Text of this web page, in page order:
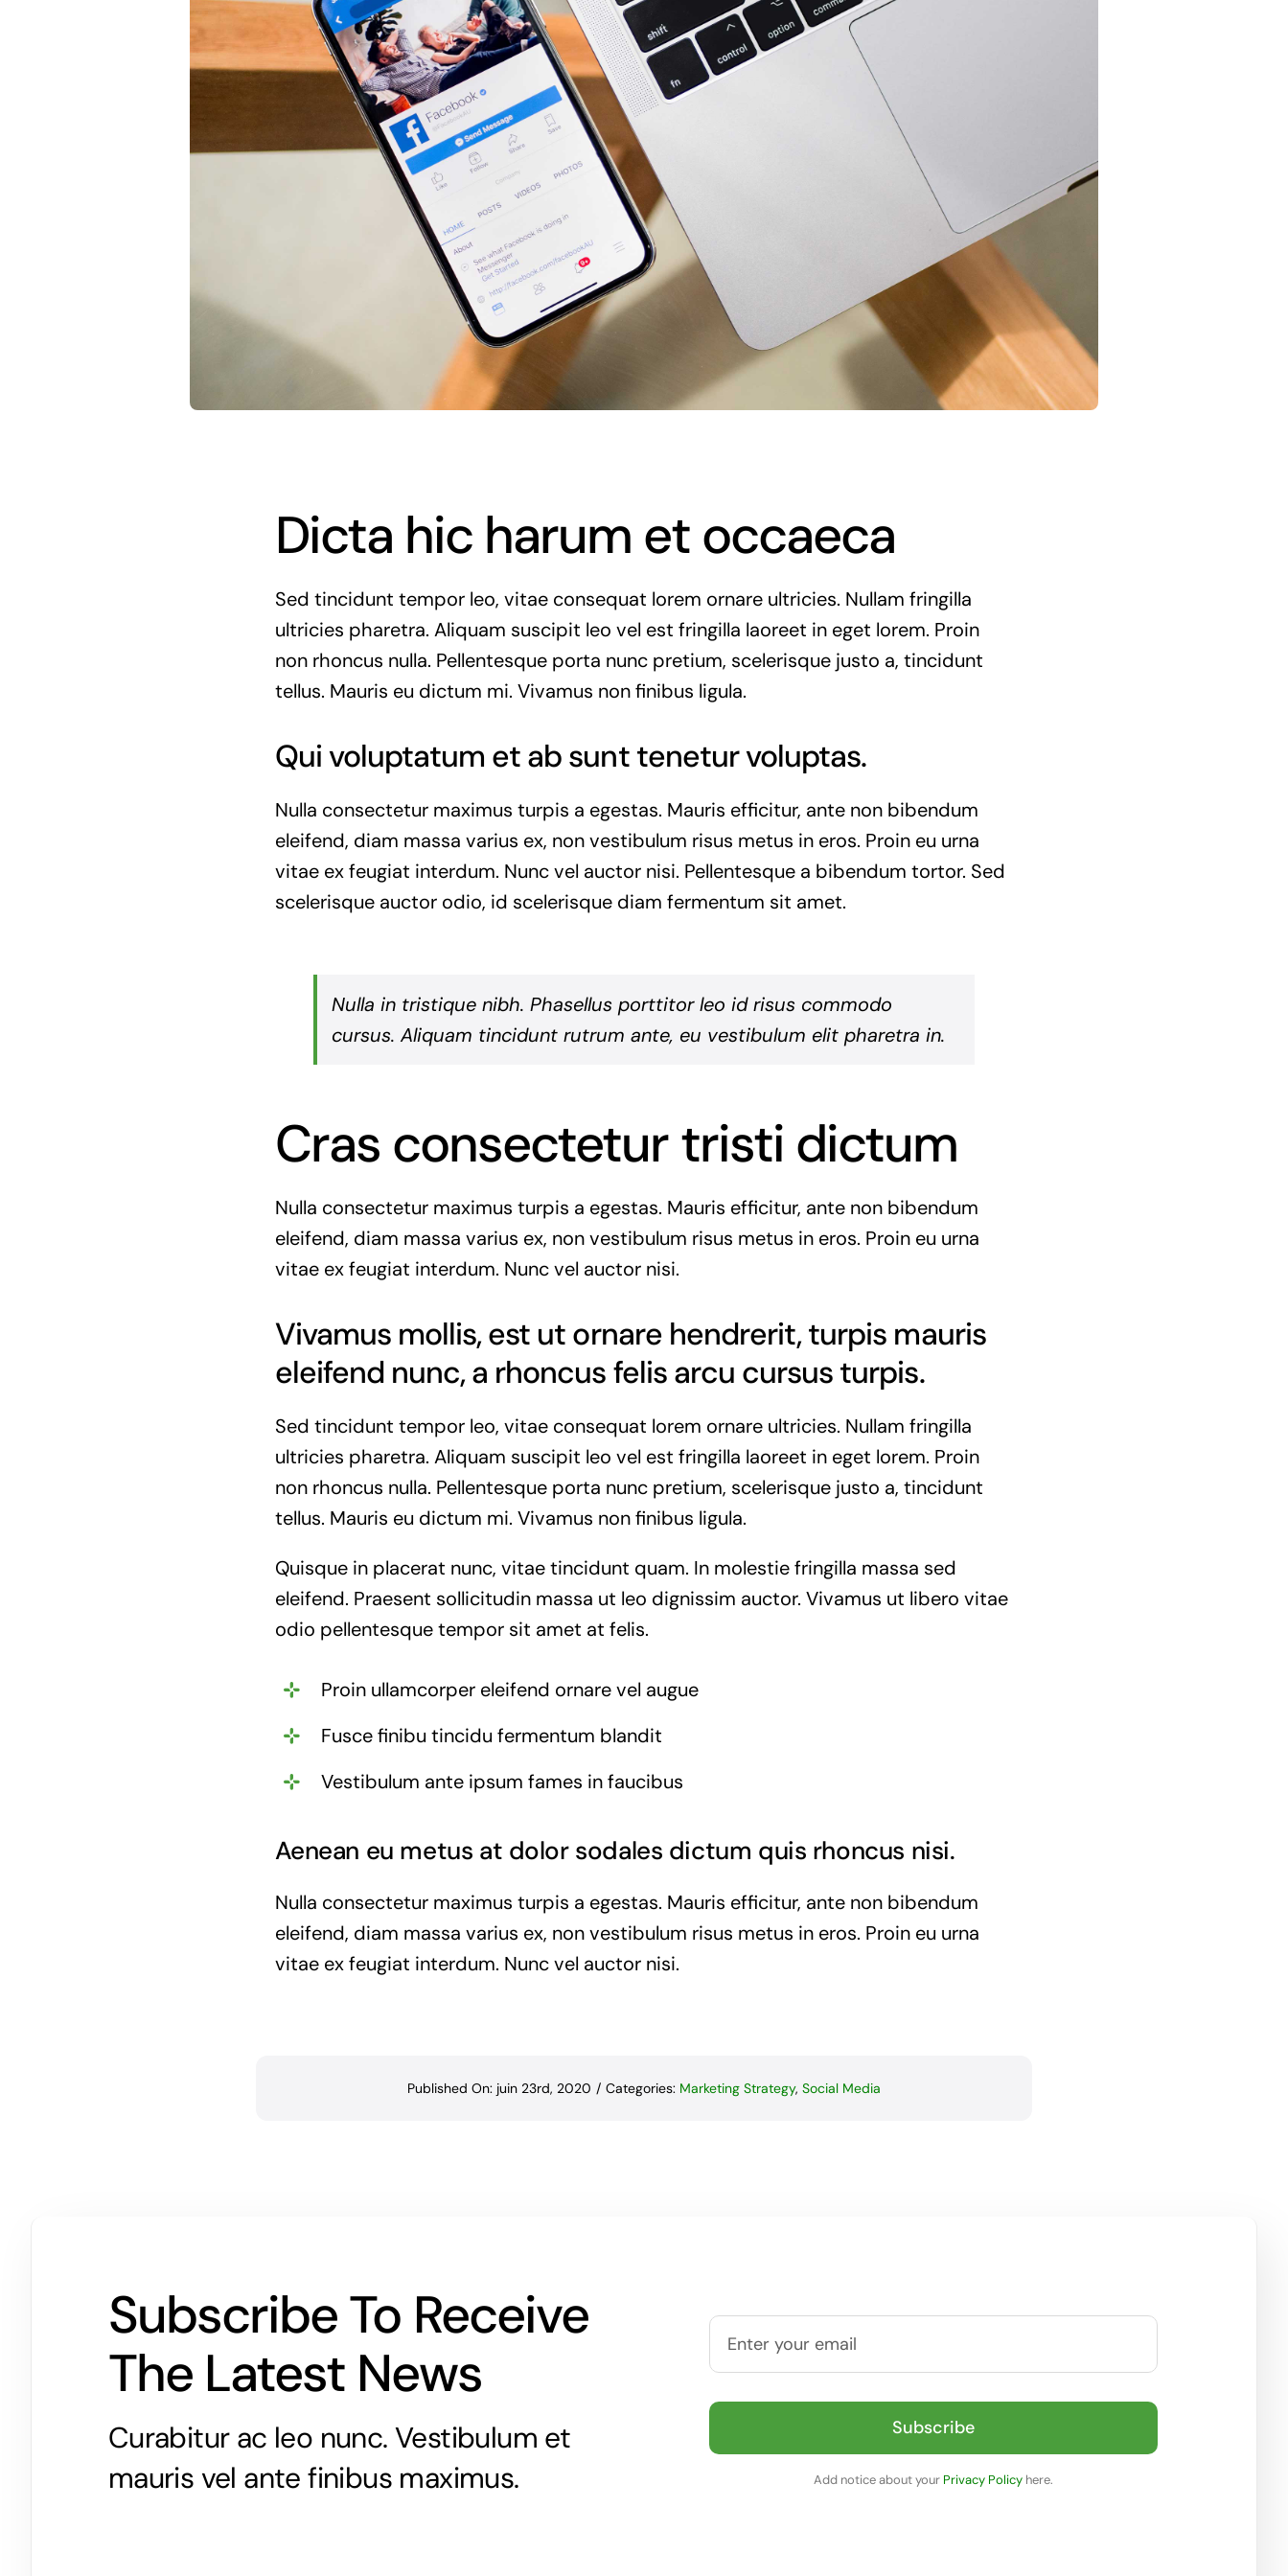
Dicta hic harum et occaeca
Sed tincidunt tempor leo, vitae consequat lorem ornare ultricies. Nullam fringilla
ultricies pharetra. Aliquam suscipit leo vel est fringilla laoreet in eget lorem. Proin
non rhoncus nulla. Pellentesque porta nunc pretium, scelerisque justo a, tincidunt
tellus. Mauris eu dictum mi. Vivamus non finibus ligula.
Qui voluptatum et ab sunt tenetur voluptas.
Nulla consectetur maximus turpis a egestas. Mauris efficitur, ante non bibendum
eleifend, diam massa varius ex, non vestibulum risus metus in eros. Proin eu urna
vitae ex feugiat interdum. Nunc vel auctor nisi. Pellentesque a bibendum tortor. Sed
scelerisque auctor odio, id scelerisque diam fermentum sit amet.
Nulla in tristique nibh. Phasellus porttitor leo id risus commodo
cursus. Aliquam tincidunt rutrum ante, eu vestibulum elit pharetra in.
Cras consectetur tristi dictum
Nulla consectetur maximus turpis a egestas. Mauris efficitur, ante non bibendum
eleifend, diam massa varius ex, non vestibulum risus metus in eros. Proin eu urna
vitae ex feugiat interdum. Nunc vel auctor nisi.
Vivamus mollis, est ut ornare hendrerit, turpis mauris
eleifend nunc, a rhoncus felis arcu cursus turpis.
Sed tincidunt tempor leo, vitae consequat lorem ornare ultricies. Nullam fringilla
ultricies pharetra. Aliquam suscipit leo vel est fringilla laoreet in eget lorem. Proin
non rhoncus nulla. Pellentesque porta nunc pretium, scelerisque justo a, tincidunt
tellus. Mauris eu dictum mi. Vivamus non finibus ligula.
Quisque in placerat nunc, vitae tincidunt quam. In molestie fringilla massa sed
eleifend. Praesent sollicitudin massa ut leo dignissim auctor. Vivamus ut libero vitae
odio pellentesque tempor sit amet at felis.
Proin ullamcorper eleifend ornare vel augue
Fusce finibu tincidu fermentum blandit
Vestibulum ante ipsum fames in faucibus
Aenean eu metus at dolor sodales dictum quis rhoncus nisi.
Nulla consectetur maximus turpis a egestas. Mauris efficitur, ante non bibendum
eleifend, diam massa varius ex, non vestibulum risus metus in eros. Proin eu urna
vitae ex feugiat interdum. Nunc vel auctor nisi.
Published On: juin 23rd, 2020 / Categories: Marketing Strategy, Social Media
Subscribe To Receive
The Latest News
Curabitur ac leo nunc. Vestibulum et
mauris vel ante finibus maximus.
Subscribe
Add notice about your Privacy Policyhere.